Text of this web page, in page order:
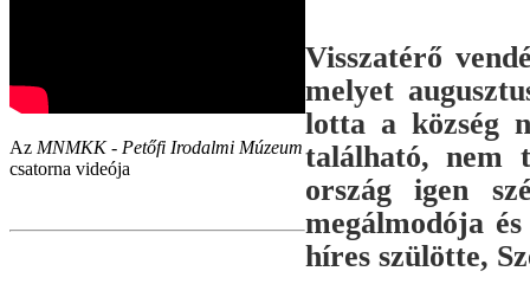
Az MNMKK - Petőfi Irodalmi Múzeum
csatorna videója
Visszatérő
melyet
lotta a község
található, nem
ország igen
megálmodója
híres szülötte,